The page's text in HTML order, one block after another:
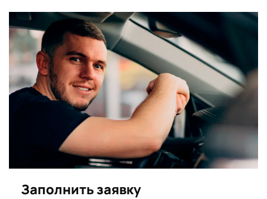
Заполнить заявку